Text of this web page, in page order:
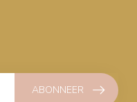
ABONNEER